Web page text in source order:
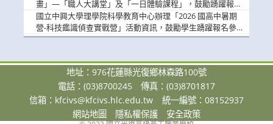
畫」—「職人大講堂」及「一日體驗課程」，鼓勵踴躍報名
參與。
國立中興大學理學院科學教育中心辦理「2026 國高中暑期
營-科技鑑識偵查實戰營」活動資訊，鼓勵學生踴躍報名參
加。
地址：976花蓮縣光復鄉林森路100號
電話：(03)8700245
傳真：(03)8701817
信箱： kfcivs@kfcivs.hlc.edu.tw
統一編號：08152937
網站地圖
隱私權保護 安全政策